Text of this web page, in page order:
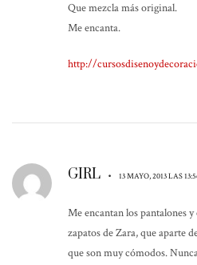
Que mezcla más original.
Me encanta.
http://
GIRL • 13 MAYO, 2013 LAS
Me encantan los pantalones
zapatos de Zara, que aparte
que son muy cómodos.